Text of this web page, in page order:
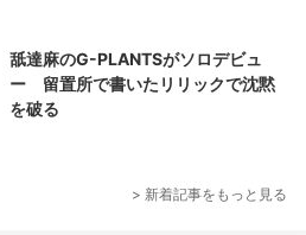
舐達麻のG-PLANTSがソロデビュ
ー 留置所で書いたリリックで沈黙
を破る
> 新着記事をもっと見る